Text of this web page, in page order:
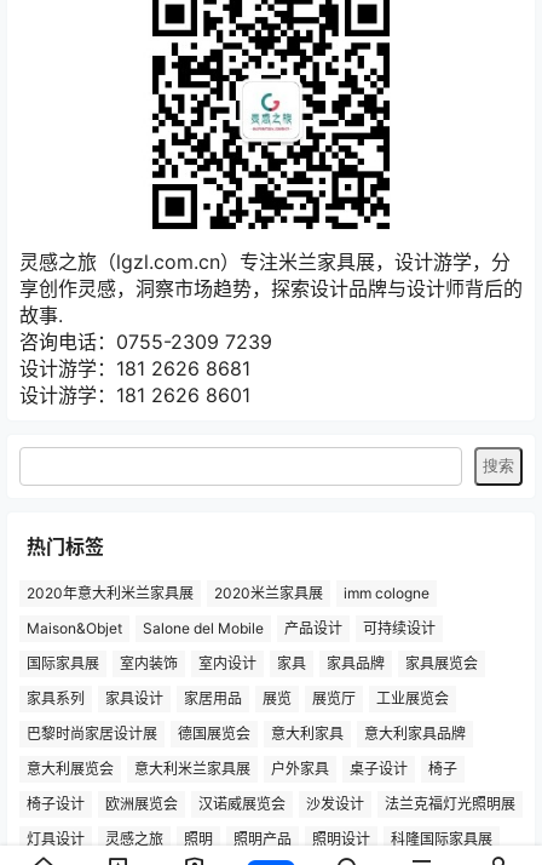
灵感之旅（lgzl.com.cn）专注米兰家具展，设计游学，分
享创作灵感，洞察市场趋势，探索设计品牌与设计师背后的
故事.
咨询电话：0755-2309 7239
设计游学：181 2626 8681
设计游学：181 2626 8601
热门标签
2020年意大利米兰家具展 2020米兰家具展
imm cologne
Maison&Objet
Salone del Mobile 产品设计
可持续设计
国际家具展
室内装饰 室内设计 家具 家具品牌
家具展览会
家具系列
家具设计 家居用品 展览 展览厅
工业展览会
巴黎时尚家居设计展
德国展览会 意大利家具
意大利家具品牌
意大利展览会
意大利米兰家具展 户外家具 桌子设计
椅子
椅子设计
欧洲展览会 汉诺威展览会 沙发设计
法兰克福灯光照明展
灯具设计
灵感之旅 照明 照明产品 照明设计
科隆国际家具展